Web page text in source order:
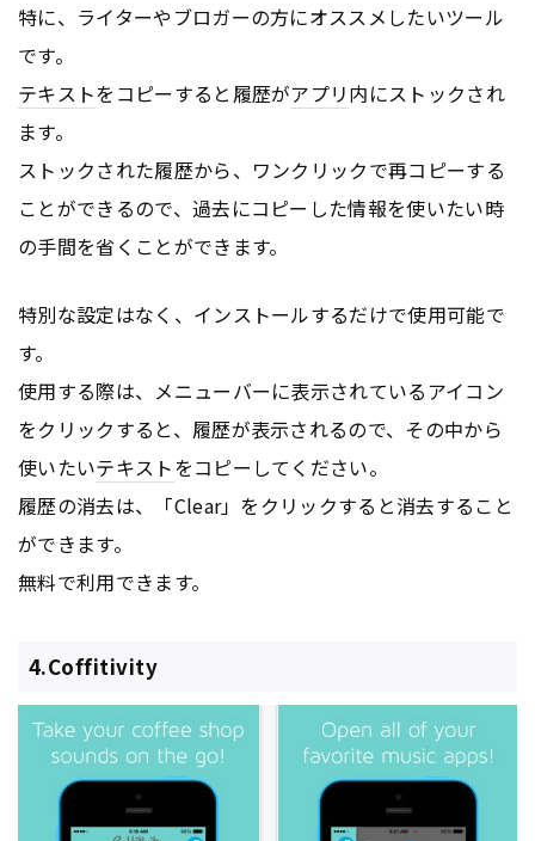
特に、ライターやブロガーの方にオススメしたいツール
です。
テキストをコピーすると履歴がアプリ内にストックされ
ます。
ストックされた履歴から、ワンクリックで再コピーする
ことができるので、過去にコピーした情報を使いたい時
の手間を省くことができます。
特別な設定はなく、インストールするだけで使用可能で
す。
使用する際は、メニューバーに表示されているアイコン
をクリックすると、履歴が表示されるので、その中から
使いたいテキストをコピーしてください。
履歴の消去は、「Clear」をクリックすると消去すること
ができます。
無料で利用できます。
4.Coffitivity